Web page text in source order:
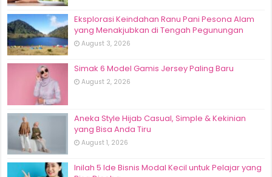
Eksplorasi Keindahan Ranu Pani Pesona Alam
yang Menakjubkan di Tengah Pegunungan
August 3, 2026
Simak 6 Model Gamis Jersey Paling Baru
August 2, 2026
Aneka Style Hijab Casual, Simple & Kekinian
yang Bisa Anda Tiru
August 1, 2026
Inilah 5 Ide Bisnis Modal Kecil untuk Pelajar yang